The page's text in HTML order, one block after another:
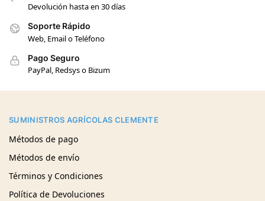
Devolución hasta en 30 días
Soporte Rápido
Web, Email o Teléfono
Pago Seguro
PayPal, Redsys o Bizum
SUMINISTROS AGRÍCOLAS CLEMENTE
Métodos de pago
Métodos de envío
Términos y Condiciones
Política de Devoluciones